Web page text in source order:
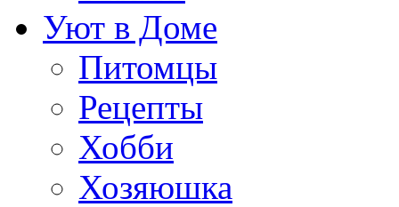
Уют в Доме
Питомцы
Рецепты
Хобби
Хозяюшка